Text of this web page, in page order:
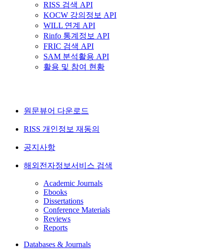
RISS 검색 API
KOCW 강의정보 API
WILL 연계 API
Rinfo 통계정보 API
FRIC 검색 API
SAM 분석활용 API
활용 및 참여 현황
원문뷰어 다운로드
RISS 개인정보 재동의
공지사항
해외전자정보서비스 검색
Academic Journals
Ebooks
Dissertations
Conference Materials
Reviews
Reports
Databases & Journals